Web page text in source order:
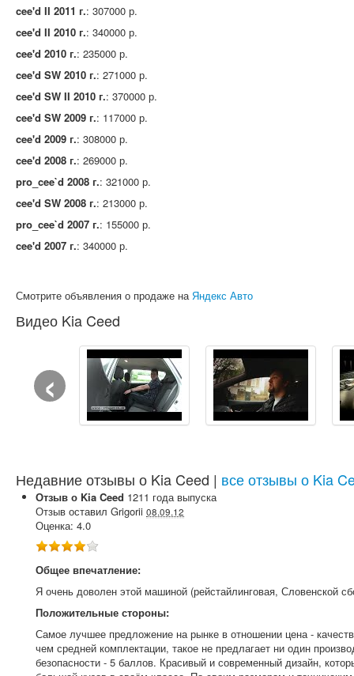
cee'd II 2011 г.: 307000 р.
cee'd II 2010 г.: 340000 р.
cee'd 2010 г.: 235000 р.
cee'd SW 2010 г.: 271000 р.
cee'd SW II 2010 г.: 370000 р.
cee'd SW 2009 г.: 117000 р.
cee'd 2009 г.: 308000 р.
cee'd 2008 г.: 269000 р.
pro_cee`d 2008 г.: 321000 р.
cee'd SW 2008 г.: 213000 р.
pro_cee`d 2007 г.: 155000 р.
cee'd 2007 г.: 340000 р.
Смотрите объявления о продаже наЯндекс Авто
Видео Kia Ceed
‹
Недавние отзывы о Kia Ceed | все отзывы о Kia
Отзыв о Kia Ceed 1211 года выпуска
Отзыв оставил Grigorii 08.09.12
Оценка: 4.0
Общее впечатление:
Я очень доволен этой машиной (рейстайлинговая, Словенской
Положительные стороны:
Самое лучшее предложение на рынке в отношении цена -
чем средней комплектации, такое не предлагает ни один
безопасности - 5 баллов. Красивый и современный дизайн,